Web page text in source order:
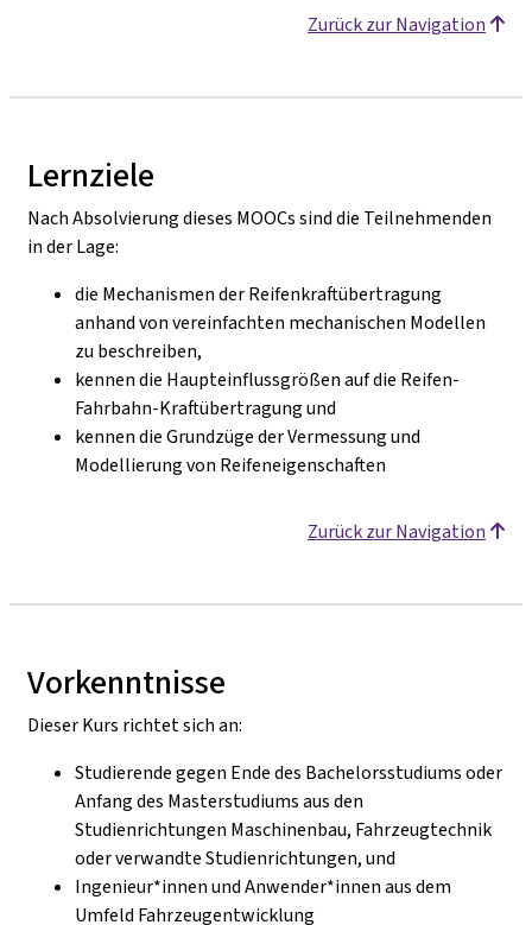
Zurück zur Navigation
Lernziele
Nach Absolvierung dieses MOOCs sind die Teilnehmenden
in der Lage:
die Mechanismen der Reifenkraftübertragung
anhand von vereinfachten mechanischen Modellen
zu beschreiben,
kennen die Haupteinflussgrößen auf die Reifen-
Fahrbahn-Kraftübertragung und
kennen die Grundzüge der Vermessung und
Modellierung von Reifeneigenschaften
Zurück zur Navigation
Vorkenntnisse
Dieser Kurs richtet sich an:
Studierende gegen Ende des Bachelorsstudiums oder
Anfang des Masterstudiums aus den
Studienrichtungen Maschinenbau, Fahrzeugtechnik
oder verwandte Studienrichtungen, und
Ingenieur*innen und Anwender*innen aus dem
Umfeld Fahrzeugentwicklung